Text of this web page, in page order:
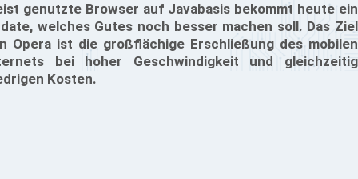
genutzte Browser auf Javabasis bekommt heute ein
welches Gutes noch besser machen soll. Das Ziel
Opera ist die großflächige Erschließung des mobilen
bei hoher Geschwindigkeit und gleichzeitig
Kosten.